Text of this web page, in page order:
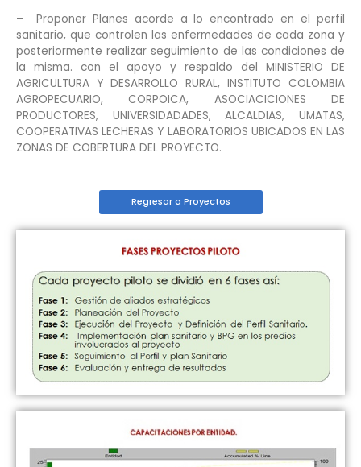
– Proponer Planes acorde a lo encontrado en el perfil
sanitario, que controlen las enfermedades de cada zona y
posteriormente realizar seguimiento de las condiciones de
la misma. con el apoyo y respaldo del MINISTERIO DE
AGRICULTURA Y DESARROLLO RURAL, INSTITUTO COLOMBIA
AGROPECUARIO, CORPOICA, ASOCIACICIONES DE
PRODUCTORES, UNIVERSIDADADES, ALCALDIAS, UMATAS,
COOPERATIVAS LECHERAS Y LABORATORIOS UBICADOS EN LAS
ZONAS DE COBERTURA DEL PROYECTO.
Regresar a Proyectos